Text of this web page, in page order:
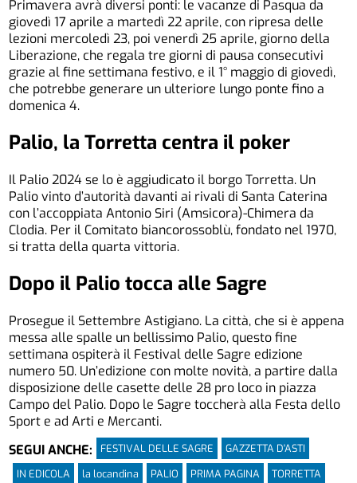
Primavera avrà diversi ponti: le vacanze di Pasqua da
giovedì 17 aprile a martedì 22 aprile, con ripresa delle
lezioni mercoledì 23, poi venerdì 25 aprile, giorno della
Liberazione, che regala tre giorni di pausa consecutivi
grazie al fine settimana festivo, e il 1° maggio di giovedì,
che potrebbe generare un ulteriore lungo ponte fino a
domenica 4.
Palio, la Torretta centra il poker
Il Palio 2024 se lo è aggiudicato il borgo Torretta. Un
Palio vinto d’autorità davanti ai rivali di Santa Caterina
con l’accoppiata Antonio Siri (Amsicora)-Chimera da
Clodia. Per il Comitato biancorossoblù, fondato nel 1970,
si tratta della quarta vittoria.
Dopo il Palio tocca alle Sagre
Prosegue il Settembre Astigiano. La città, che si è appena
messa alle spalle un bellissimo Palio, questo fine
settimana ospiterà il Festival delle Sagre edizione
numero 50. Un’edizione con molte novità, a partire dalla
disposizione delle casette delle 28 pro loco in piazza
Campo del Palio. Dopo le Sagre toccherà alla Festa dello
Sport e ad Arti e Mercanti.
SEGUI ANCHE:
FESTIVAL DELLE SAGRE
GAZZETTA D'ASTI
IN EDICOLA
la locandina PALIO PRIMA PAGINA TORRETTA